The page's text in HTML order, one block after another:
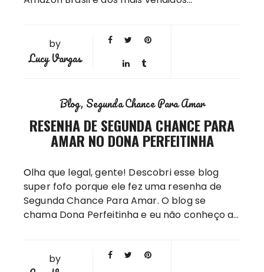
by
Lucy Vargas
Blog Segunda Chance Para Amar
RESENHA DE SEGUNDA CHANCE PARA
AMAR NO DONA PERFEITINHA
Olha que legal, gente! Descobri esse blog
super fofo porque ele fez uma resenha de
Segunda Chance Para Amar. O blog se
chama Dona Perfeitinha e eu não conheço a…
by